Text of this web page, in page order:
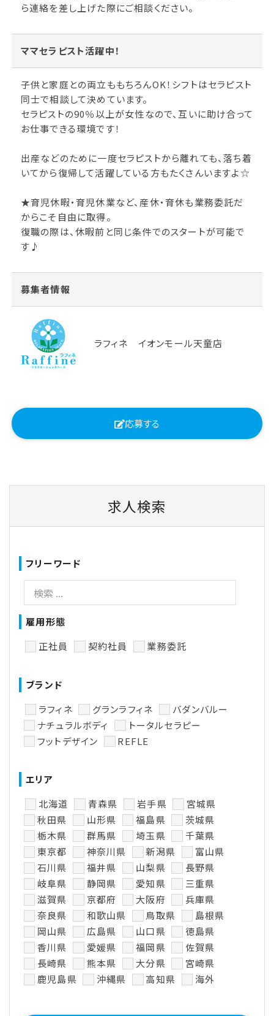
ら連絡を差し上げた際にご相談ください。
ママセラピスト活躍中！
子供と家庭との両立ももちろんOK！シフトはセラピスト
同士で相談して決めています。
セラピストの90％以上が女性なので、互いに助け合って
お仕事できる環境です！
出産などのために一度セラピストから離れても、落ち着
いてから復帰して活躍している方もたくさんいますよ☆
★育児休暇・育児休業など、産休・育休も業務委託だ
からこそ自由に取得。
復職の際は、休暇前と同じ条件でのスタートが可能で
す♪
募集者情報
ラフィネ イオンモール天童店
応募する
求人検索
フリーワード
雇用形態
正社員
契約社員 業務委託
ブランド
ラフィネ
グランラフィネ
バダンバルー
ナチュラルボディ
トータルセラピー
フットデザイン
REFLE
エリア
北海道
青森県 岩手県
宮城県
秋田県
山形県 福島県
茨城県
栃木県
群馬県 埼玉県
千葉県
東京都
神奈川県 新潟県
富山県
石川県
福井県 山梨県
長野県
岐阜県
静岡県 愛知県
三重県
滋賀県
京都府 大阪府
兵庫県
奈良県
和歌山県 鳥取県
島根県
岡山県
広島県 山口県
徳島県
香川県
愛媛県 福岡県
佐賀県
長崎県
熊本県 大分県
宮崎県
鹿児島県
沖縄県 高知県 海外